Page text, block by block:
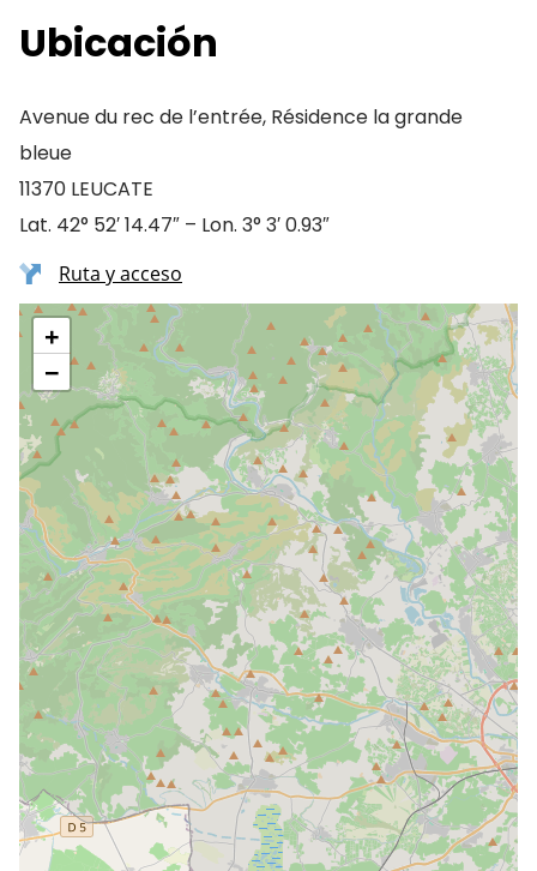
Ubicación
Avenue du rec de l’entrée, Résidence la grande
bleue
11370 LEUCATE
Lat. 42° 52′ 14.47″ – Lon. 3° 3′ 0.93″
Ruta y acceso
+
−